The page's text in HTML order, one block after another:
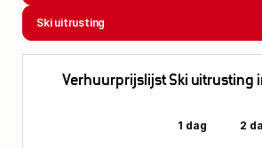
Ski uitrusting
Verhuurprijslijst Ski uitrusting
1 dag 2